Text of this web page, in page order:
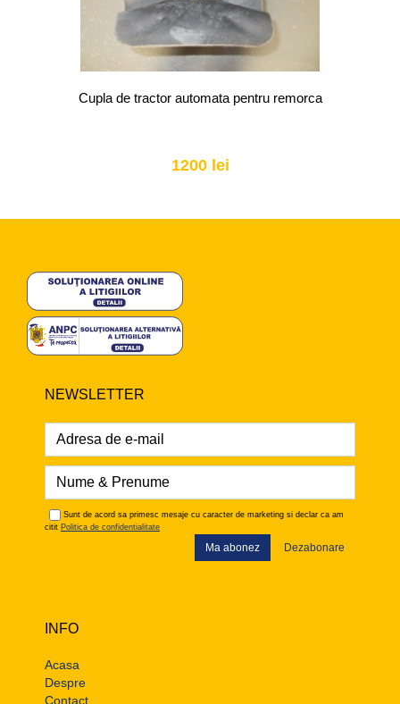
Cupla de tractor automata pentru remorca
1200 lei
NEWSLETTER
Sunt de acord sa primesc mesaje cu caracter de marketing si declar ca am
citit Politica de confidentialitate
Ma abonez Dezabonare
INFO
Acasa
Despre
Contact